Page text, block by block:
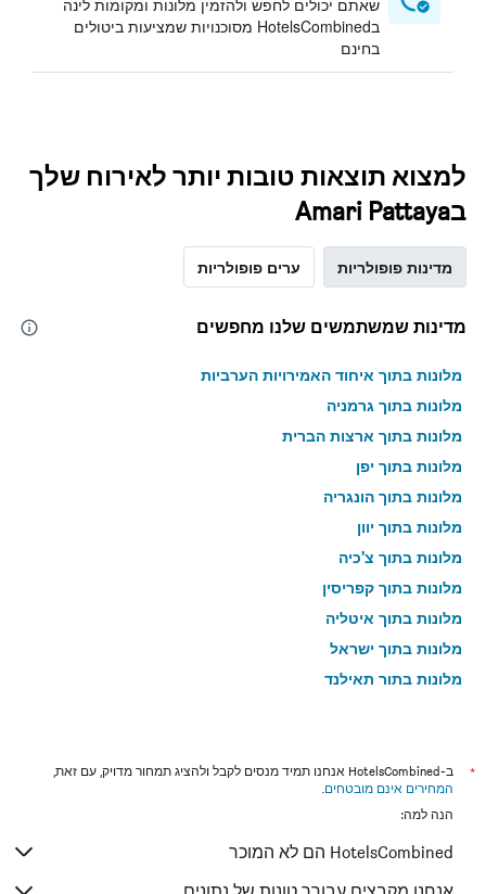
שאתם יכולים לחפש ולהזמין מלונות ומקומות לינה
בHotelsCombined מסוכנויות שמציעות ביטולים
בחינם
למצוא תוצאות טובות יותר לאירוח שלך
בAmari Pattaya
מדינות פופולריות ערים פופולריות
מדינות שמשתמשים שלנו מחפשים
מלונות בתוך איחוד האמירויות הערביות
מלונות בתוך גרמניה
מלונות בתוך ארצות הברית
מלונות בתוך יפן
מלונות בתוך הונגריה
מלונות בתוך יוון
מלונות בתוך צ'כיה
מלונות בתוך קפריסין
מלונות בתוך איטליה
מלונות בתוך ישראל
מלונות בתוך תאילנד
*
ב-HotelsCombined אנחנו תמיד מנסים לקבל ולהציג תמחור מדויק, עם זאת,
המחירים אינם מובטחים.
הנה למה:
HotelsCombined הם לא המוכר